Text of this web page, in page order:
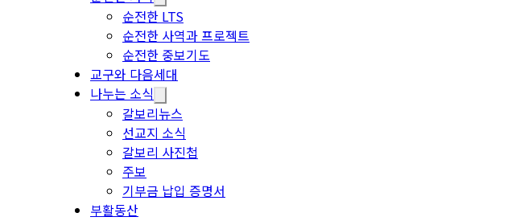
순전한 LTS
순전한 사역과 프로젝트
순전한 중보기도
교구와 다음세대
나누는 소식
갈보리뉴스
선교지 소식
갈보리 사진첩
주보
기부금 납입 증명서
부활동산